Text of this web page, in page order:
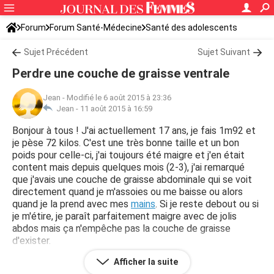
Forum Forum Santé-Médecine Santé des adolescents
Sujet Précédent Sujet Suivant
Perdre une couche de graisse ventrale
Jean - Modifié le 6 août 2015 à 23:36
Jean - 11 août 2015 à 16:59
Bonjour à tous ! J'ai actuellement 17 ans, je fais 1m92 et
je pèse 72 kilos. C'est une très bonne taille et un bon
poids pour celle-ci, j'ai toujours été maigre et j'en était
content mais depuis quelques mois (2-3), j'ai remarqué
que j'avais une couche de graisse abdominale qui se voit
directement quand je m'assoies ou me baisse ou alors
quand je la prend avec mes mains. Si je reste debout ou si
je m'étire, je paraît parfaitement maigre avec de jolis
abdos mais ça n'empêche pas la couche de graisse
d'exister.
cernéle problème, pendant toute mon
Afficher la suite